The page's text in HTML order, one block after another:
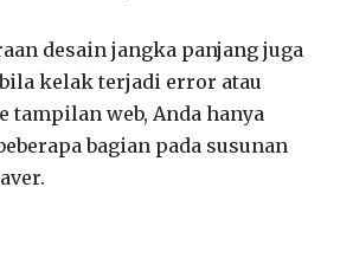
desain jangka panjang juga
kelak terjadi error atau
tampilan web, Anda hanya
bagian pada susunan